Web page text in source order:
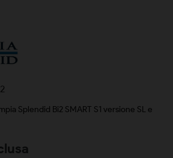
Splendid Bi2 SMART S1 versione SL e